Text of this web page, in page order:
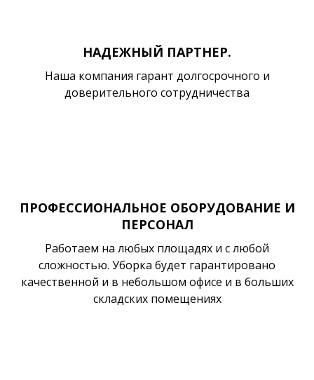
НАДЕЖНЫЙ ПАРТНЕР.
Наша компания гарант долгосрочного и
доверительного сотрудничества
ПРОФЕССИОНАЛЬНОЕ ОБОРУДОВАНИЕ И
ПЕРСОНАЛ
Работаем на любых площадях и с любой
сложностью. Уборка будет гарантировано
качественной и в небольшом офисе и в больших
складских помещениях